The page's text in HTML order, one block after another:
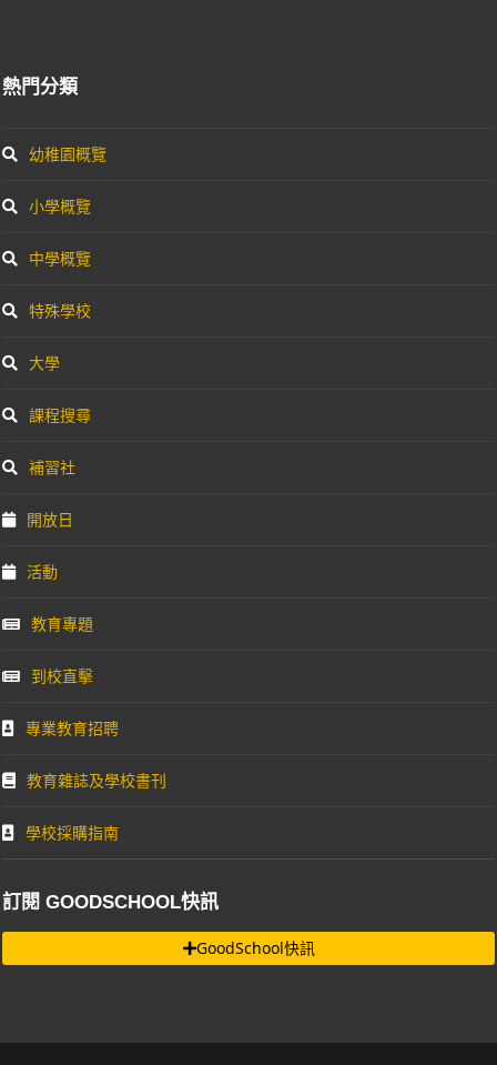
熱門分類
幼稚園概覽
小學概覽
中學概覽
特殊學校
大學
課程搜尋
補習社
開放日
活動
教育專題
到校直擊
專業教育招聘
教育雜誌及學校書刊
學校採購指南
訂閱 GOODSCHOOL快訊
GoodSchool快訊